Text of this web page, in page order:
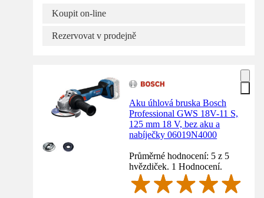
Koupit on-line
Rezervovat v prodejně
Aku úhlová bruska Bosch
Professional GWS 18V-11 S,
125 mm 18 V, bez aku a
nabíječky 06019N4000
Průměrné hodnocení: 5 z 5
hvězdiček. 1 Hodnocení.